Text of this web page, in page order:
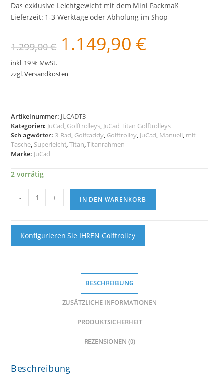
Das exklusive Leichtgewicht mit dem Mini Packmaß
Lieferzeit: 1-3 Werktage oder Abholung im Shop
1.299,00€
Ursprünglicher
war:
1.149,90 €Aktueller
inkl. 19 % MwSt.
zzgl.Versandkosten
Artikelnummer: JUCADT3
Kategorien: JuCad, Golftrolleys, JuCad Titan Golftrolleys
Schlagwörter: 3-Rad, Golfcaddy, Golftrolley, JuCad, Manuell, mit
Tasche, Superleicht,Titan,Titanrahmen
Marke: JuCad
2 vorrätig
Titan
Rad
Golftrolley
mit
- + IN DEN WARENKORB
Konfigurieren Sie IHREN Golftrolley
BESCHREIBUNG
ZUSÄTZLICHE INFORMATIONEN
PRODUKTSICHERHEIT
REZENSIONEN (0)
Beschreibung